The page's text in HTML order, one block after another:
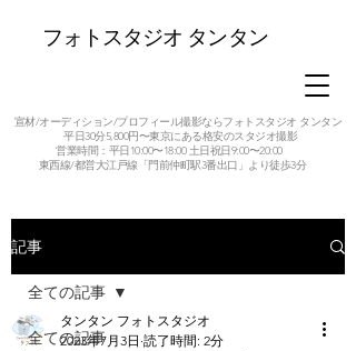
フォトスタジオ タンタン
宣材/オーディション/プロフィール撮影ならフォトスタジオ タンタン
平日30分5,800円〜東京にある格安のスタジオ撮影
営業時間：平日10:00〜18:00 土日祝日9:00〜20:00
東西線/都営大江戸線「門前仲町駅3番出口」より徒歩3分
記事
全ての記事
全ての記事
タンタン フォトスタジオ
2023年7月3日 読了時間: 2分